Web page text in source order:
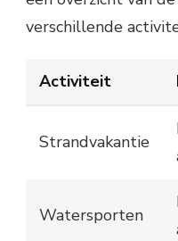
verschillende
Activiteit
Strandvakantie
Watersporten